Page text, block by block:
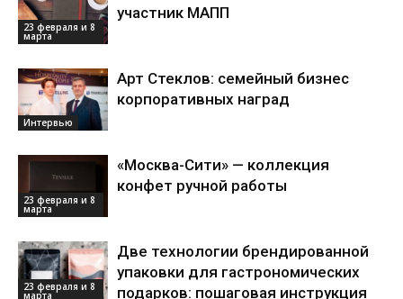
23 февраля и 8
марта
участник МАПП
Интервью
Арт Стеклов: семейный бизнес
корпоративных наград
23 февраля и 8
марта
«Москва-Сити» — коллекция
конфет ручной работы
23 февраля и 8
марта
Две технологии брендированной
упаковки для гастрономических
подарков: пошаговая инструкция